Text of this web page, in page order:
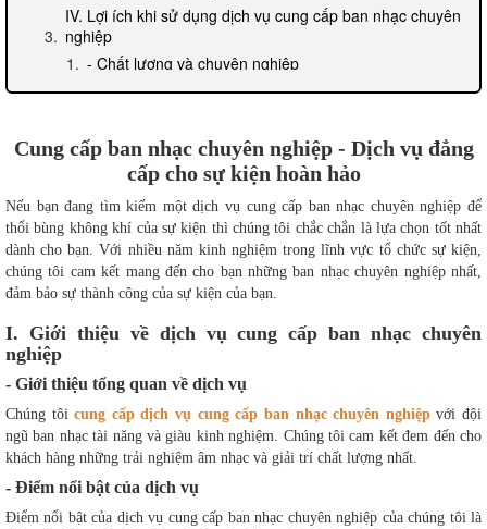
IV. Lợi ích khi sử dụng dịch vụ cung cấp ban nhạc chuyên
nghiệp
- Chất lượng và chuyên nghiệp
- Đội ngũ nhân viên kinh nghiệm
V. Thông tin về giá cả và chi phí dịch vụ
- Các yếu tố ảnh hưởng đến giá cả
- Chi phí dịch vụ và các khoản phí khác
VI. Đánh giá từ khách hàng đã sử dụng dịch vụ
- Review từ khách hàng trước đây
- Đánh giá chất lượng và hiệu quả của dịch vụ
VII. Hướng dẫn về thanh toán
VIII. Tư vấn về lựa chọn ban nhạc phù hợp
- Các lưu ý khi tham khảo dịch vụ cung cấp ban nhạc
chuyên nghiệp
IX. Câu hỏi thường gặp về dịch vụ cung cấp ban nhạc
chuyên nghiệp
- Tại sao nên chọn dịch vụ cung cấp ban nhạc chuyên
nghiệp?
Cung cấp ban nhạc chuyên nghiệp - Dịch vụ đẳng
cấp cho sự kiện hoàn hảo
Nếu bạn đang tìm kiếm một dịch vụ cung cấp ban nhạc chuyên nghiệp để
thổi bùng không khí của sự kiện thì chúng tôi chắc chắn là lựa chọn tốt nhất
dành cho bạn. Với nhiều năm kinh nghiệm trong lĩnh vực tổ chức sự kiện,
chúng tôi cam kết mang đến cho bạn những ban nhạc chuyên nghiệp nhất,
đảm bảo sự thành công của sự kiện của bạn.
I. Giới thiệu về dịch vụ cung cấp ban nhạc chuyên
nghiệp
- Giới thiệu tổng quan về dịch vụ
Chúng tôicung cấp dịch vụ cung cấp ban nhạc chuyên nghiệpvới đội
ngũ ban nhạc tài năng và giàu kinh nghiệm. Chúng tôi cam kết đem đến cho
khách hàng những trải nghiệm âm nhạc và giải trí chất lượng nhất.
- Điểm nổi bật của dịch vụ
Điểm nổi bật của dịch vụ cung cấp ban nhạc chuyên nghiệp của chúng tôi là